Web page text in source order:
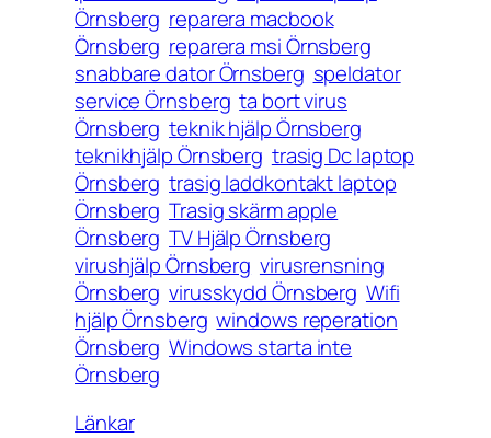
Örnsberg reparera macbook
Örnsberg reparera msi Örnsberg
snabbare dator Örnsberg speldator
service Örnsberg ta bort virus
Örnsberg teknik hjälp Örnsberg
teknikhjälp Örnsberg trasig Dc laptop
Örnsberg trasig laddkontakt laptop
Örnsberg Trasig skärm apple
Örnsberg TV Hjälp Örnsberg
virushjälp Örnsberg virusrensning
Örnsberg virusskydd Örnsberg Wifi
hjälp Örnsberg windows reperation
Örnsberg Windows starta inte
Örnsberg
Länkar